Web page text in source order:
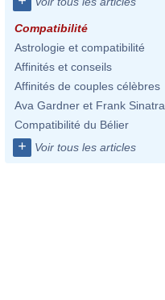
Compatibilité
Astrologie et compatibilité
Affinités et conseils
Affinités de couples célèbres
Ava Gardner et Frank Sinatra
Compatibilité du Bélier
+ Voir tous les articles